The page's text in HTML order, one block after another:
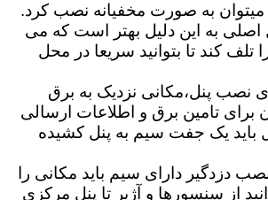
اصلی به این دلیل بهتر است که می
تلف کند تا بتوانید سریعا در محل
نصب پنل،مکانی نزدیک به برق
تامین برق و اطلاعات ارسالی
باید یک جفت سیم به پنل کشیده
دزدگیر دارای سیم باید مکانی را
از سنسورها و آژیر تا پنل مرکزی